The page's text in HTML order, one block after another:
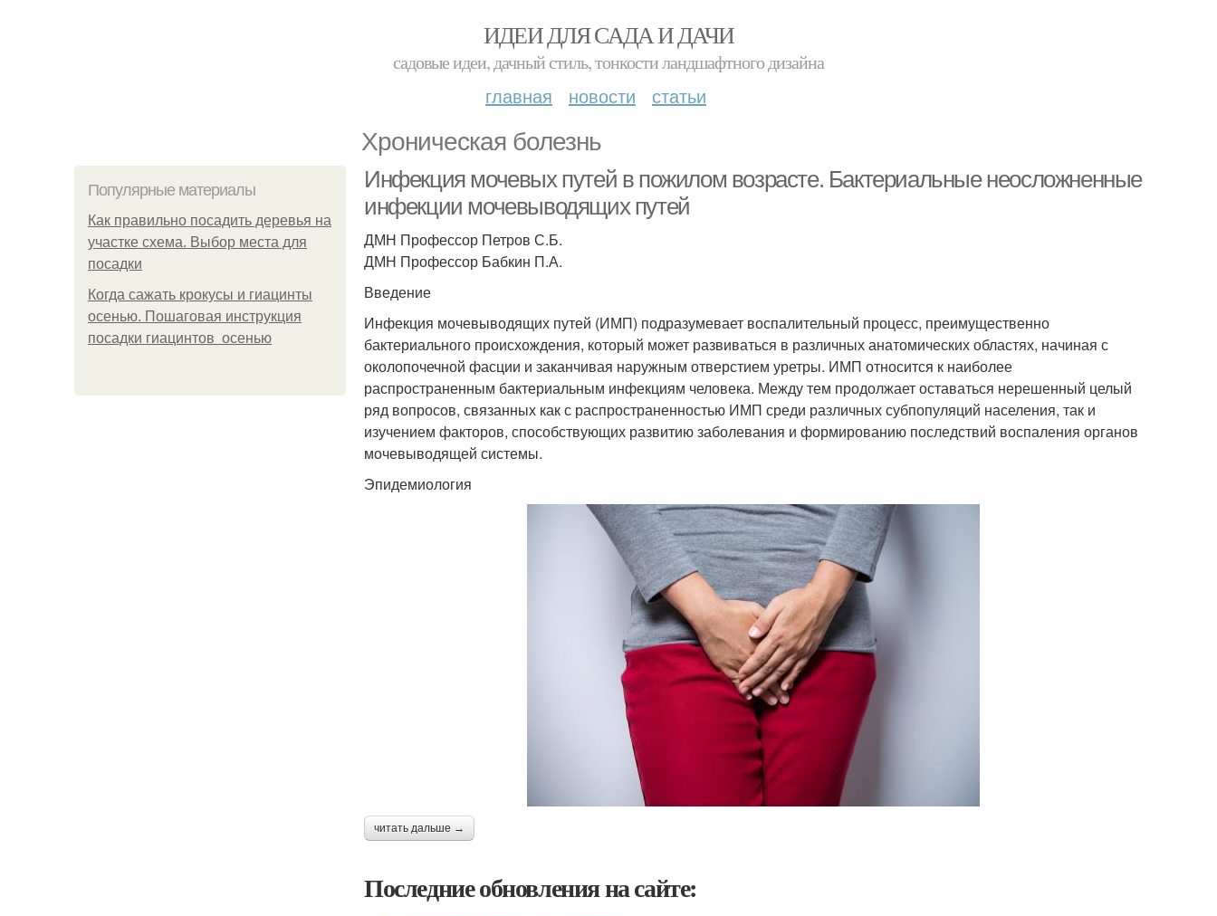
ИДЕИ ДЛЯ САДА И ДАЧИ
садовые идеи, дачный стиль, тонкости ландшафтного дизайна
главная новости статьи
Хроническая болезнь
Популярные материалы
Как правильно посадить деревья на
участке схема. Выбор места для
посадки
Когда сажать крокусы и гиацинты
осенью. Пошаговая инструкция
посадки гиацинтов осенью
Инфекция мочевых путей в пожилом возрасте. Бактериальные неосложненные
инфекции мочевыводящих путей
ДМН Профессор Петров С.Б.
ДМН Профессор Бабкин П.А.
Введение
Инфекция мочевыводящих путей (ИМП) подразумевает воспалительный процесс, преимущественно
бактериального происхождения, который может развиваться в различных анатомических областях, начиная с
околопочечной фасции и заканчивая наружным отверстием уретры. ИМП относится к наиболее
распространенным бактериальным инфекциям человека. Между тем продолжает оставаться нерешенный целый
ряд вопросов, связанных как с распространенностью ИМП среди различных субпопуляций населения, так и
изучением факторов, способствующих развитию заболевания и формированию последствий воспаления органов
мочевыводящей системы.
Эпидемиология
читать дальше →
Последние обновления на сайте: